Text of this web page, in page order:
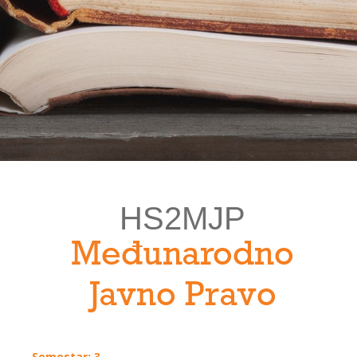
HS2MJP
Međunarodno
Javno Pravo